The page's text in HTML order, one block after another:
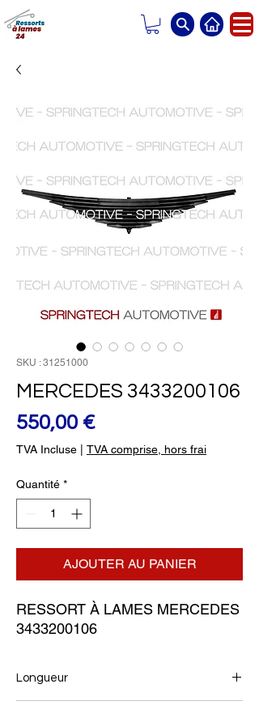
SKU : 31251000
MERCEDES 3433200106
550,00 €Prix
TVA Incluse TVA comprise, hors frai
Quantité *
AJOUTER AU PANIER
RESSORT À LAMES MERCEDES
3433200106
Longueur